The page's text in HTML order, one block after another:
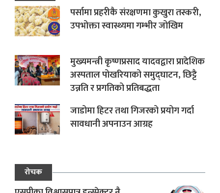
पर्सामा प्रहरीकै संरक्षणमा कुखुरा तस्करी,
उपभोक्ता स्वास्थ्यमा गम्भीर जोखिम
मुख्यमन्त्री कृष्णप्रसाद यादवद्वारा प्रादेशिक
अस्पताल पोखरियाको समुद्घाटन, छिट्टै
उन्नति र प्रगतिको प्रतिबद्धता
जाडोमा हिटर तथा गिजरको प्रयोग गर्दा
सावधानी अपनाउन आग्रह
रोचक